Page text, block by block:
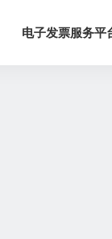
电子发票服务平